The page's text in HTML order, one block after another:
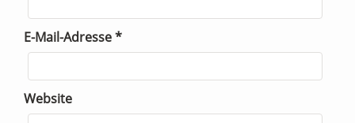
E-Mail-Adresse*
Website